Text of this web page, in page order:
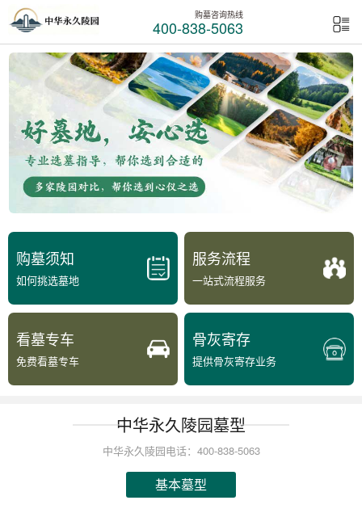
购墓咨询热线
400-838-5063
购墓须知
如何挑选墓地
服务流程
一站式流程服务
看墓专车
免费看墓专车
骨灰寄存
提供骨灰寄存业务
中华永久陵园墓型
中华永久陵园电话：400-838-5063
基本墓型